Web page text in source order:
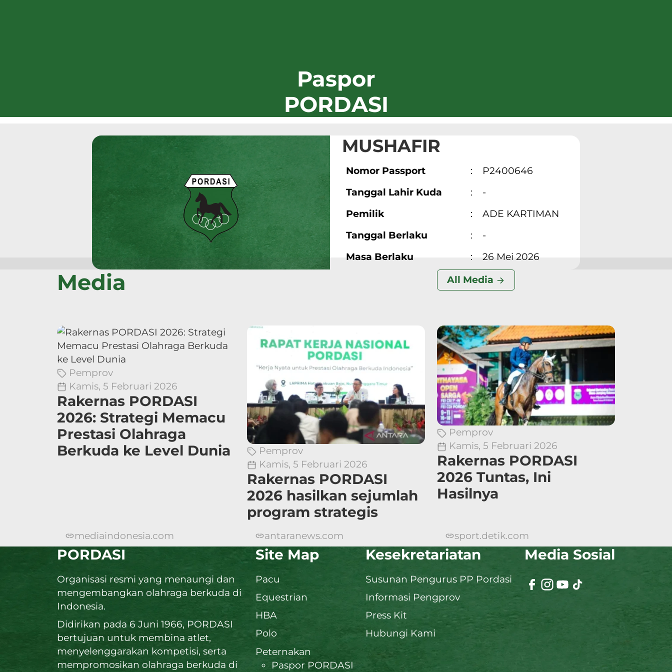
Paspor
PORDASI
MUSHAFIR
Nomor Passport :
P2400646
Tanggal Lahir Kuda
:
-
Pemilik
:
ADE KARTIMAN
Tanggal Berlaku
:
-
Masa Berlaku
: 26 Mei 2026
Media All Media
Pemprov
Kamis, 5 Februari 2026
Rakernas PORDASI
2026: Strategi Memacu
Prestasi Olahraga
Berkuda ke Level Dunia
mediaindonesia.com
Pemprov
Kamis, 5 Februari 2026
Rakernas PORDASI
2026 hasilkan sejumlah
program strategis
antaranews.com
Pemprov
Kamis, 5 Februari 2026
Rakernas PORDASI
2026 Tuntas, Ini
Hasilnya
sport.detik.com
PORDASI
Organisasi resmi yang menaungi dan
mengembangkan olahraga berkuda di
Indonesia.
Didirikan pada 6 Juni 1966, PORDASI
bertujuan untuk membina atlet,
menyelenggarakan kompetisi, serta
mempromosikan olahraga berkuda di
Site Map
Pacu
Equestrian
HBA
Polo
Peternakan
Paspor PORDASI
Kesekretariatan
Susunan Pengurus PP Pordasi
Informasi Pengprov
Press Kit
Hubungi Kami
Media Sosial